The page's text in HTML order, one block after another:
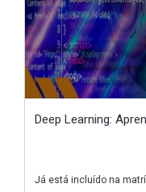
Deep Learning:
Já está incluído na